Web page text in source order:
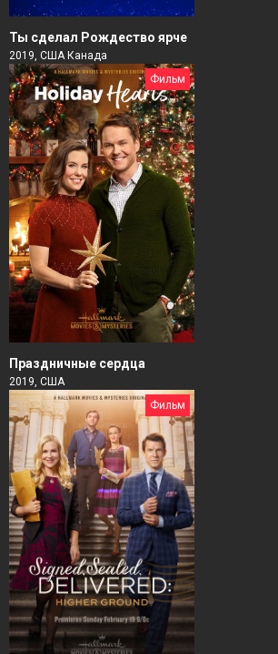
Ты сделал Рождество ярче
2019, США Канада
Фильм
Праздничные сердца
2019, США
Фильм